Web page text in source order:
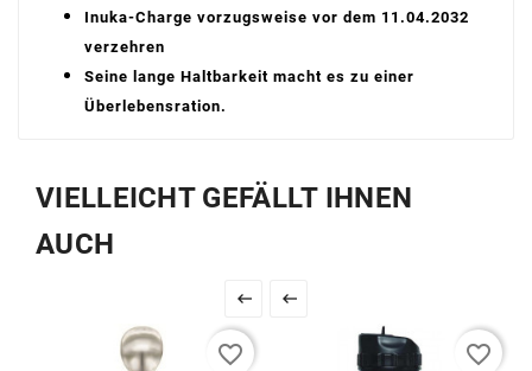
Inuka-Charge vorzugsweise vor dem 11.04.2032
verzehren
Seine lange Haltbarkeit macht es zu einer
Überlebensration.
VIELLEICHT GEFÄLLT IHNEN
AUCH
 
favorite_border favorite_border